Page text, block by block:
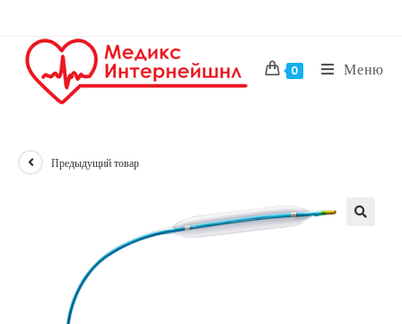
содержимому
0 Меню
Предыдущий товар